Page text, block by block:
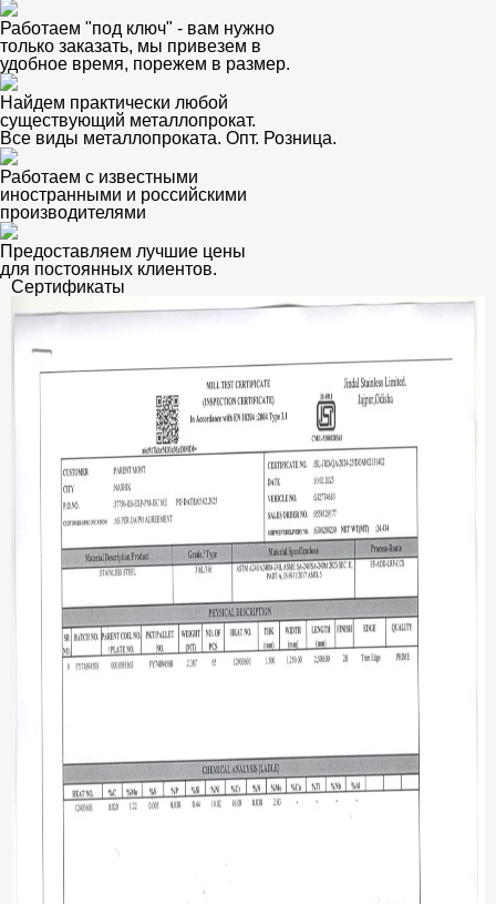
Работаем "под ключ" - вам нужно
только заказать, мы привезем в
удобное время, порежем в размер.
Найдем практически любой
существующий металлопрокат.
Все виды металлопроката. Опт. Розница.
Работаем с известными
иностранными и российскими
производителями
Предоставляем лучшие цены
для постоянных клиентов.
Сертификаты